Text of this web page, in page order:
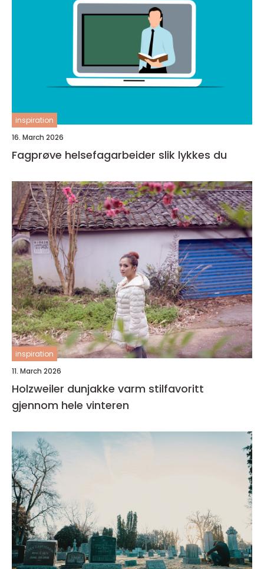
inspiration
16. March 2026
Fagprøve helsefagarbeider slik lykkes du
inspiration
11. March 2026
Holzweiler dunjakke varm stilfavoritt
gjennom hele vinteren